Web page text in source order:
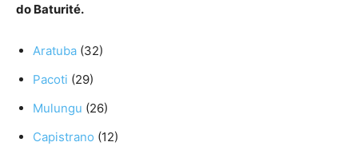
do Baturité.
Aratuba (32)
Pacoti (29)
Mulungu (26)
Capistrano (12)